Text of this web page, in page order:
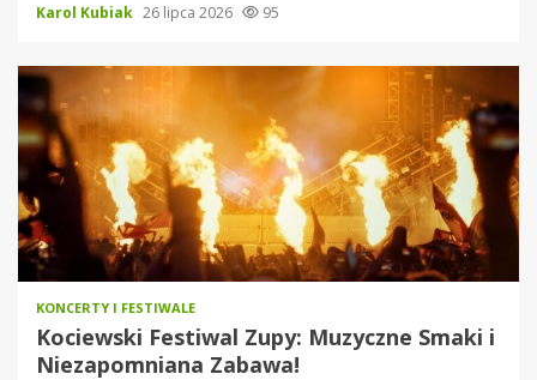
Karol Kubiak 26 lipca 2026 95
KONCERTY I FESTIWALE
Kociewski Festiwal Zupy: Muzyczne Smaki i
Niezapomniana Zabawa!